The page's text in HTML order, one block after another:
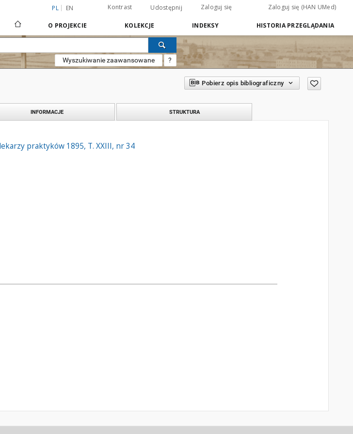
PL EN Kontrast Udostępnij Zaloguj się Zaloguj się (HAN UMed)
O PROJEKCIE KOLEKCJE INDEKSY HISTORIA PRZEGLĄDANIA
Wyszukiwanie zaawansowane ?
Pobierz opis bibliograficzny
INFORMACJE STRUKTURA
praktyków 1895, T. XXIII, nr 34